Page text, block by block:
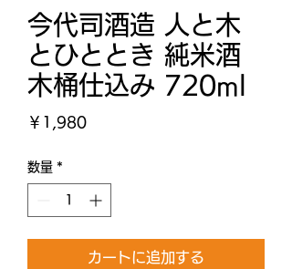
今代司酒造 人と木
とひととき 純米酒
木桶仕込み 720ml
￥1,980価
数量 *
カートに追加する